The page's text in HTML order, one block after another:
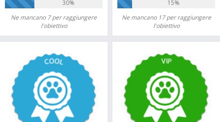
30%
Ne mancano 7 per raggiungere
l'obiettivo
15%
Ne mancano 17 per raggiungere
l'obiettivo